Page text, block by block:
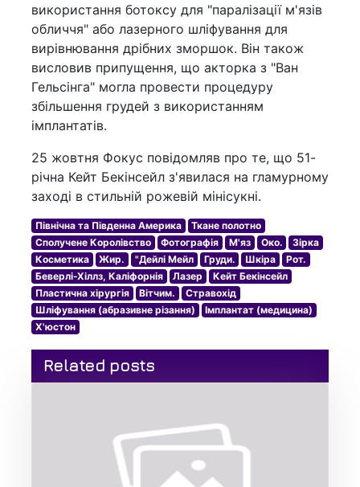
використання ботоксу для "паралізації м'язів
обличчя" або лазерного шліфування для
вирівнювання дрібних зморшок. Він також
висловив припущення, що акторка з "Ван
Гельсінга" могла провести процедуру
збільшення грудей з використанням
імплантатів.
25 жовтня Фокус повідомляв про те, що 51-
річна Кейт Бекінсейл з'явилася на гламурному
заході в стильній рожевій мінісукні.
Північна та Південна Америка
Ткане полотно
Сполучене Королівство
Фотографія М'яз Око.
Зірка
Косметика
Жир. "Дейлі Мейл Груди. Шкіра
Рот.
Беверлі-Хіллз, Каліфорнія
Лазер
Кейт Бекінсейл
Пластична хірургія
Вітчим.
Стравохід
Шліфування (абразивне різання)
Імплантат (медицина)
Х'юстон
Related posts